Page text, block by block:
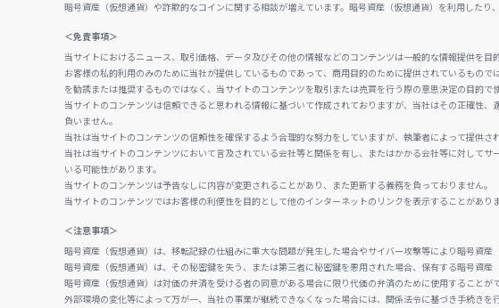
暗号資産（仮想通貨）や詐欺的なコインに関する相談が増えています。暗号資産（仮想通貨）を利用したり
＜免責事項＞
当サイトにおけるニュース、取引価格、データ及びその他の情報などのコンテンツは一般的な情報提供を
お客様の私的利用のみのために当社が提供しているものであって、商用目的のために提供されているもの
を勧誘または推奨するものではなく、当サイトのコンテンツを取引または売買を行う際の意思決定の目的で
当サイトのコンテンツは信頼できると思われる情報に基づいて作成されておりますが、当社はその正確性
負いません。
当社は当サイトのコンテンツの信頼性を確保するよう合理的な努力をしていますが、執筆者によって提供
当社は当サイトのコンテンツにおいて言及されている会社等と関係を有し、またはかかる会社等に対して
いる可能性があります。
当サイトのコンテンツは予告なしに内容が変更されることがあり、また更新する義務を負っておりません。
当サイトのコンテンツではお客様の利便性を目的として他のインターネットのリンクを表示することがあ
＜注意事項＞
暗号資産（仮想通貨）は、移転記録の仕組みに重大な問題が発生した場合やサイバー攻撃等により暗号資産
暗号資産（仮想通貨）は、その秘密鍵を失う、または第三者に秘密鍵を悪用された場合、保有する暗号資産
暗号資産（仮想通貨）は対価の弁済を受ける者の同意がある場合に限り代価の弁済のために使用することがで
外部環境の変化等によって万が一、当社の事業が継続できなくなった場合には、関係法令に基づき手続き